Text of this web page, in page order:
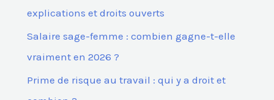
explications et droits ouverts
Salaire sage-femme : combien gagne-t-elle
vraiment en 2026 ?
Prime de risque au travail : qui y a droit et